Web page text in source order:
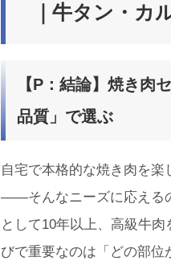
｜牛タン・カ
【P：結論】焼き肉
品質」で選ぶ
自宅で本格的な焼き肉を
——そんなニーズに応える
として10年以上、高級牛
びで重要なのは「どの部位